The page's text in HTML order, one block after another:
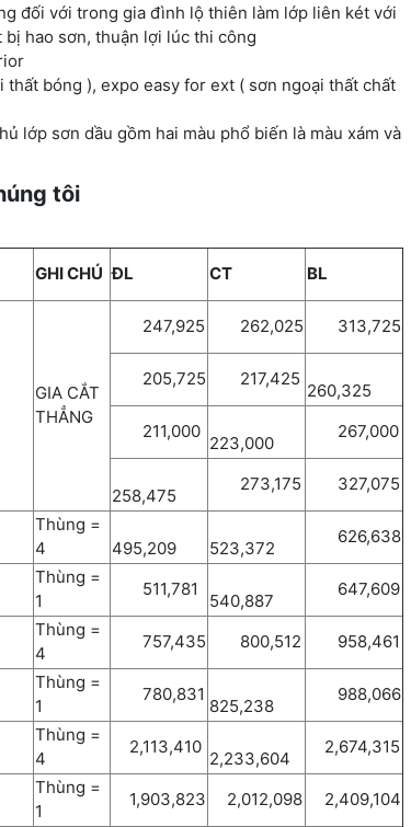
đối với trong gia đình lộ thiên làm lớp liên két với
hao sơn, thuận lợi lúc thi công
bóng ), expo easy for ext ( sơn ngoại thất chất
lớp sơn dầu gồm hai màu phổ biến là màu xám và
tôi
GHI CHÚ ĐL CT BL
GIA CẮT
THẲNG
247,925 262,025 313,725
205,725 217,425
260,325
211,000
223,000
267,000
258,475
273,175 327,075
Thùng =
4
495,209 523,372
626,638
Thùng =
1
511,781
540,887
647,609
Thùng =
4
757,435 800,512 958,461
Thùng =
1
780,831
825,238
988,066
Thùng =
4
2,113,410
2,233,604
2,674,315
Thùng =
1
1,903,823 2,012,098 2,409,104